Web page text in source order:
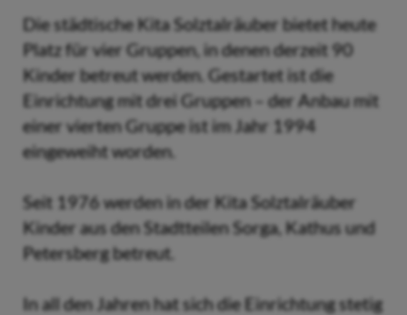
Die städtische Kita Solztalräuber bietet heute
Platz für vier Gruppen, in denen derzeit 90
Kinder betreut werden. Gestartet ist die
Einrichtung mit drei Gruppen – der Anbau mit
einer vierten Gruppe ist im Jahr 1994
eingeweiht worden.
Seit 1976 werden in der Kita Solztalräuber
Kinder aus den Stadtteilen Sorga, Kathus und
Petersberg betreut.
In all den Jahren hat sich die Einrichtung stetig